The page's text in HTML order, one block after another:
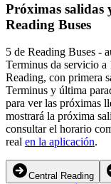
Próximas salidas
Reading Buses
5 de Reading Buses -
Terminus da servicio a
Reading, con primera
Terminus y última
para ver las próximas
mostrará la próxima
consultar el horario
real en la aplicación.
Central Reading